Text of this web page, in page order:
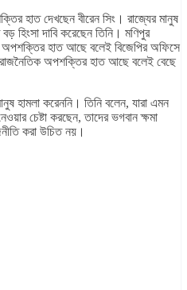
হাত দেখছেন বীরেন সিং। রাজ্যের মানুষ
হিংসা দাবি করেছেন তিনি। মণিপুর
হাত আছে বলেই বিজেপির অফিসে
রাজনৈতিক অপশক্তির হাত আছে বলেই বেছে
হামলা করেননি। তিনি বলেন, যারা এমন
চেষ্টা করছেন, তাদের ভগবান ক্ষমা
করা উচিত নয়।